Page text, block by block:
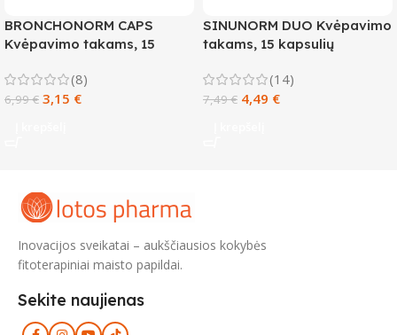
BRONCHONORM CAPS
Kvėpavimo takams, 15
(8)
6,99€ 3,15 €
SINUNORM DUO Kvėpavimo
takams, 15 kapsulių
(14)
7,49€ 4,49 €
Inovacijos sveikatai – aukščiausios kokybės
fitoterapiniai maisto papildai.
Sekite naujienas